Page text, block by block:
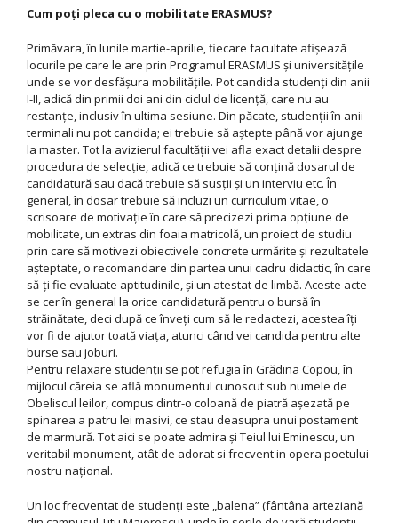
Cum poţi pleca cu o mobilitate ERASMUS?
Primăvara, în lunile martie-aprilie, fiecare facultate afişează
locurile pe care le are prin Programul ERASMUS şi universităţile
unde se vor desfăşura mobilităţile. Pot candida studenţi din anii
I-II, adică din primii doi ani din ciclul de licenţă, care nu au
restanţe, inclusiv în ultima sesiune. Din păcate, studenţii în anii
terminali nu pot candida; ei trebuie să aştepte până vor ajunge
la master. Tot la avizierul facultăţii vei afla exact detalii despre
procedura de selecţie, adică ce trebuie să conţină dosarul de
candidatură sau dacă trebuie să susţii şi un interviu etc. În
general, în dosar trebuie să incluzi un curriculum vitae, o
scrisoare de motivaţie în care să precizezi prima opţiune de
mobilitate, un extras din foaia matricolă, un proiect de studiu
prin care să motivezi obiectivele concrete urmărite şi rezultatele
aşteptate, o recomandare din partea unui cadru didactic, în care
să-ţi fie evaluate aptitudinile, şi un atestat de limbă. Aceste acte
se cer în general la orice candidatură pentru o bursă în
străinătate, deci după ce înveţi cum să le redactezi, acestea îţi
vor fi de ajutor toată viaţa, atunci când vei candida pentru alte
burse sau joburi.
Pentru relaxare studenţii se pot refugia în Grădina Copou, în
mijlocul căreia se află monumentul cunoscut sub numele de
Obeliscul leilor, compus dintr-o coloană de piatră aşezată pe
spinarea a patru lei masivi, ce stau deasupra unui postament
de marmură. Tot aici se poate admira şi Teiul lui Eminescu, un
veritabil monument, atât de adorat si frecvent in opera poetului
nostru naţional.
Un loc frecventat de studenţi este „balena” (fântâna arteziană